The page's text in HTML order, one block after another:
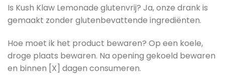
Is Kush Klaw Lemonade glutenvrij? Ja, onze drank is
gemaakt zonder glutenbevattende ingrediënten.
Hoe moet ik het product bewaren? Op een koele,
droge plaats bewaren. Na opening gekoeld bewaren
en binnen [X] dagen consumeren.